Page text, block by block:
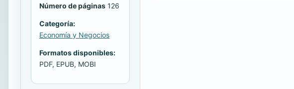
Número de páginas 126
Categoría:
Economía y Negocios
Formatos disponibles:
PDF, EPUB, MOBI